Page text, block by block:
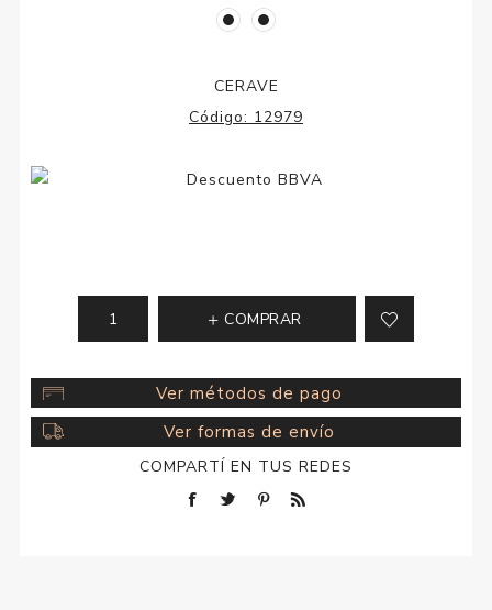
CERAVE
Código: 12979
COMPRAR
Ver métodos de pago
Ver formas de envío
COMPARTÍ EN TUS REDES